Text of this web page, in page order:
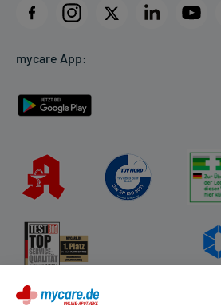
Datenschutz
Rückgabe/Widerruf
mycare App: